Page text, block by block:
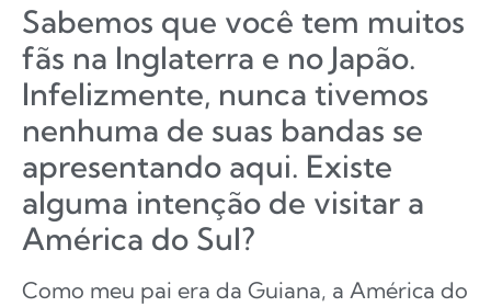
Sabemos que você tem muitos
fãs na Inglaterra e no Japão.
Infelizmente, nunca tivemos
nenhuma de suas bandas se
apresentando aqui. Existe
alguma intenção de visitar a
América do Sul?
Como meu pai era da Guiana, a América do